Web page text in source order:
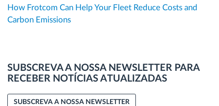
How Frotcom Can Help Your Fleet Reduce Costs and
Carbon Emissions
SUBSCREVA A NOSSA NEWSLETTER PARA
RECEBER NOTÍCIAS ATUALIZADAS
SUBSCREVA A NOSSA NEWSLETTER